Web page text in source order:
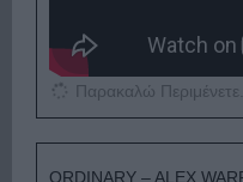
Παρακαλώ Περιμένετε...
ORDINARY – ALEX